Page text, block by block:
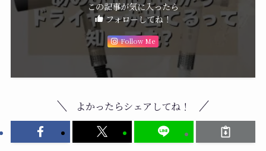
この記事が気に入ったら
フォローしてね！
Follow Me
よかったらシェアしてね！